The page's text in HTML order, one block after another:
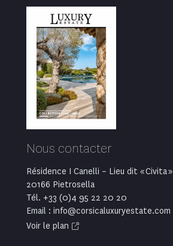
Nous contacter
Résidence I Canelli – Lieu dit « Civita »
20166 Pietrosella
Tél. +33 (0)4 95 22 20 20
Email : info@corsicaluxuryestate.com
Voir le plan